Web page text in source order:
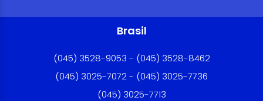
Brasil
(045) 3528-9053 - (045) 3528-8462
(045) 3025-7072 - (045) 3025-7736
(045) 3025-7713